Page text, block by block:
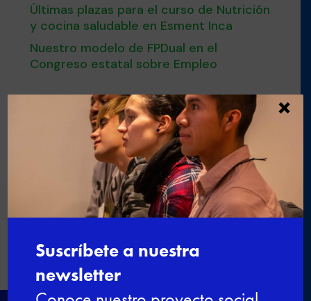
Últimas plazas para el curso de Nutrición
y cocina saludable en Esment Inca
Nuestro modelo de FPDual en el
Congreso estatal sobre Empleo

La promoción 2015 – 2018 de
Formación Dual recibe su diploma
Taller con el mixólogo de Bodegas
×